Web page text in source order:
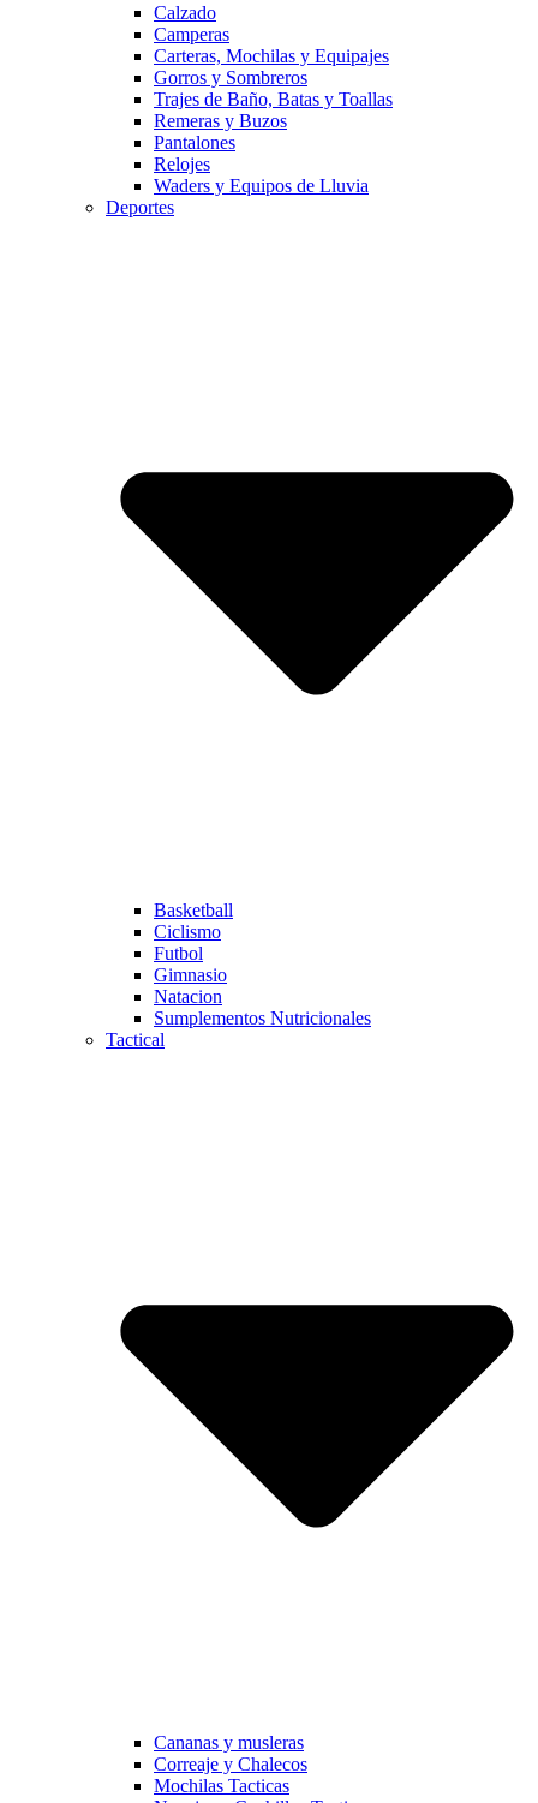
Calzado
Camperas
Carteras, Mochilas y Equipajes
Gorros y Sombreros
Trajes de Baño, Batas y Toallas
Remeras y Buzos
Pantalones
Relojes
Waders y Equipos de Lluvia
Deportes
Basketball
Ciclismo
Futbol
Gimnasio
Natacion
Sumplementos Nutricionales
Tactical
Cananas y musleras
Correaje y Chalecos
Mochilas Tacticas